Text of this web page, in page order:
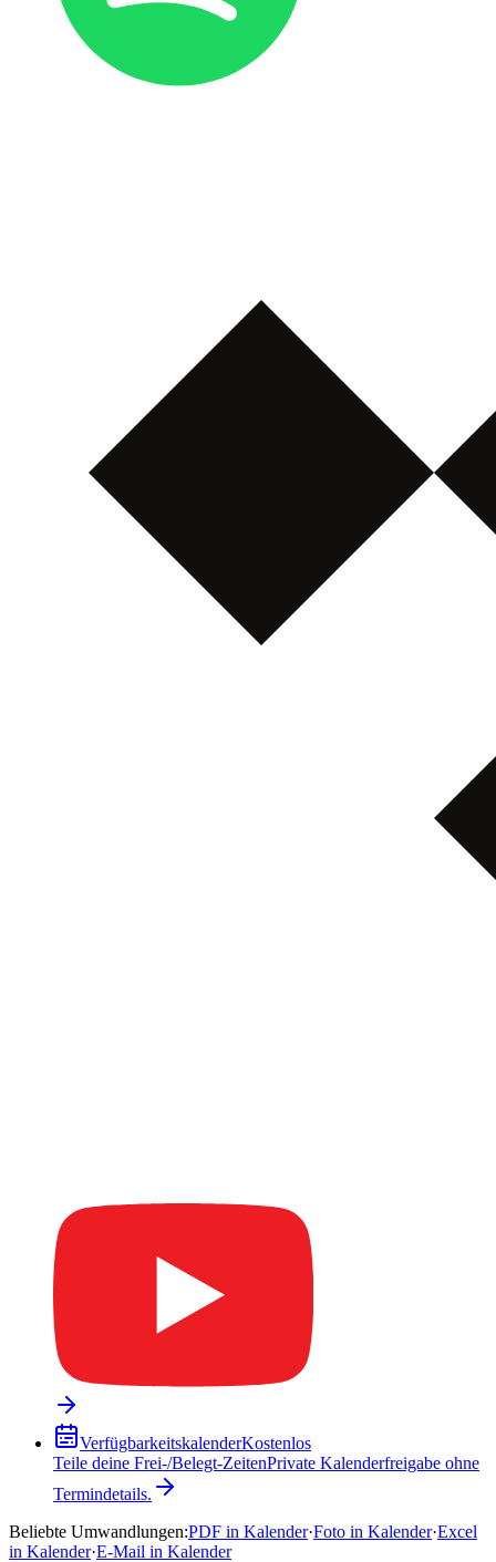
VerfügbarkeitskalenderKostenlos
Teile deine Frei-/Belegt-ZeitenPrivate Kalenderfreigabe ohne
Termindetails.
Beliebte Umwandlungen:PDF in Kalender·Foto in Kalender·Excel
in Kalender·E-Mail in Kalender